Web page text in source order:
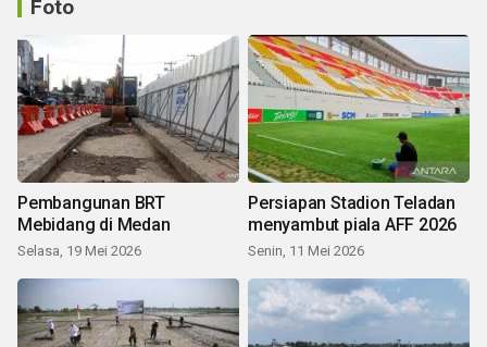
Foto
Pembangunan BRT
Mebidang di Medan
Selasa, 19 Mei 2026
Persiapan Stadion Teladan
menyambut piala AFF 2026
Senin, 11 Mei 2026